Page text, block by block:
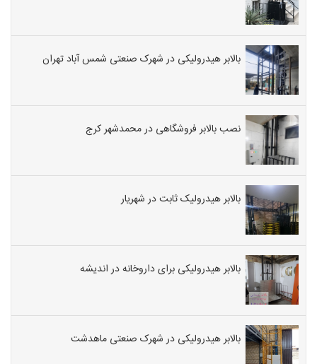
بالابر هیدرولیکی در شهرک صنعتی شمس آباد تهران
نصب بالابر فروشگاهی در محمدشهر کرج
بالابر هیدرولیک ثابت در شهریار
بالابر هیدرولیکی برای داروخانه در اندیشه
بالابر هیدرولیکی در شهرک صنعتی ماهدشت